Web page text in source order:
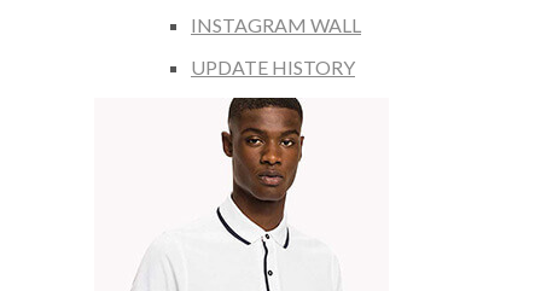
INSTAGRAM WALL
UPDATE HISTORY